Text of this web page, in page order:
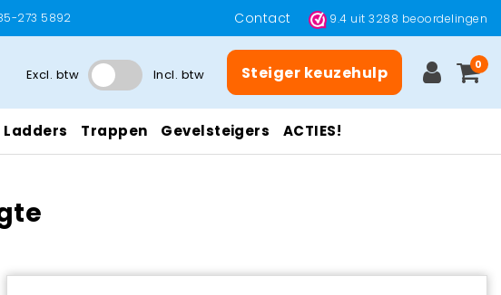
273 5892 Contact 9.4 uit3288 beoordelingen
Excl. btw Incl. btw Steiger keuzehulp 0
Ladders Trappen Gevelsteigers ACTIES!